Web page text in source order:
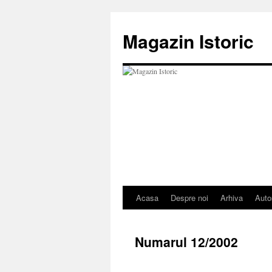
conținut
Magazin Istoric
Acasa Despre noi Arhiva
Numarul 12/2002